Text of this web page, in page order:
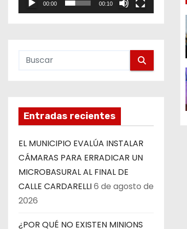
00:00 00:10
Entradas recientes
EL MUNICIPIO EVALÚA INSTALAR
CÁMARAS PARA ERRADICAR UN
MICROBASURAL AL FINAL DE
CALLE CARDARELLI6 de agosto de
2026
¿POR QUÉ NO EXISTEN MINIONS